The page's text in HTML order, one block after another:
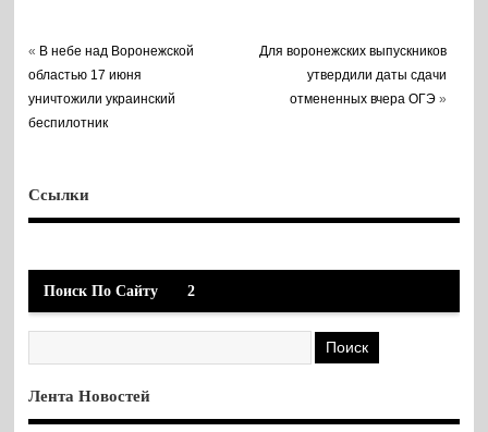
« В небе над Воронежской
областью 17 июня
уничтожили украинский
беспилотник
Для воронежских выпускников
утвердили даты сдачи
отмененных вчера ОГЭ »
Ссылки
Поиск По Сайту 2
Лента Новостей